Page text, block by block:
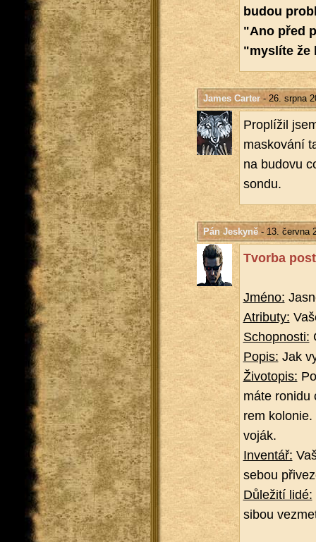
budou
"Ano před
"mys­lí­te že
James Carter- 26. srpna
Pro­plí­žil
mas­ko­vá­ní
na bu­do­vu
sondu.
Pán Jeskyně- 13. června
Tvor­ba
Jméno:
Atri­bu­ty:
Schop­nos­ti:
Popis: Jak
Ži­vo­to­pis:
máte ro­ni­du
rem
voják.
In­ven­tář:
sebou
Dů­le­ži­tí lidé:
sibou